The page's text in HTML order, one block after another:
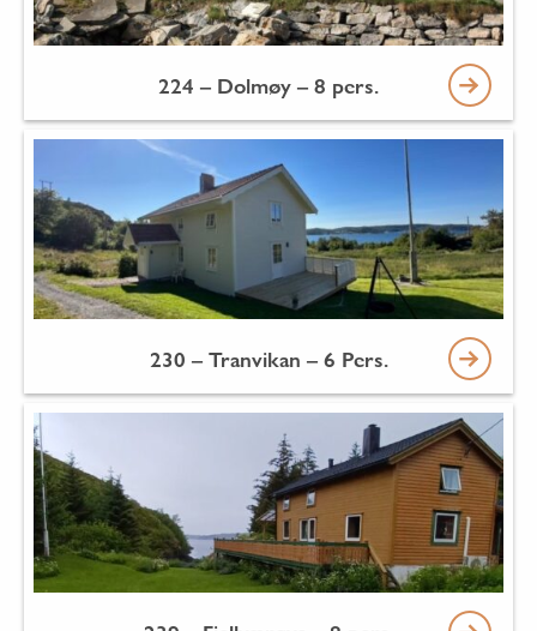
224 – Dolmøy – 8 pers.
230 – Tranvikan – 6 Pers.